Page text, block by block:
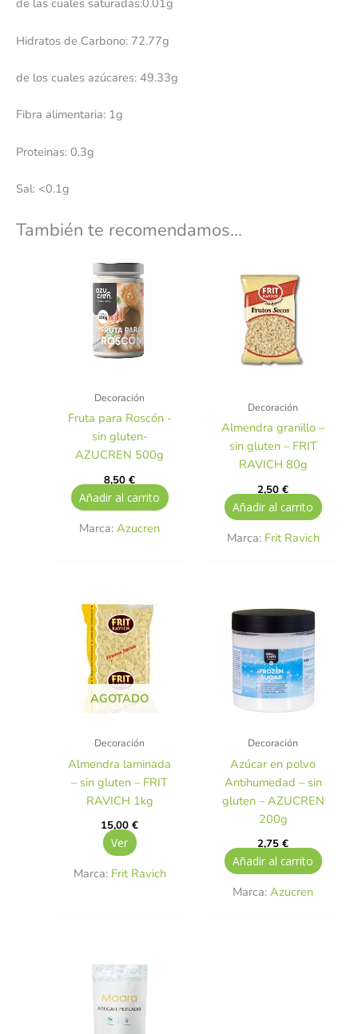
de las cuales saturadas:0.01g
Hidratos de Carbono: 72.77g
de los cuales azúcares: 49.33g
Fibra alimentaria: 1g
Proteinas: 0.3g
Sal: <0.1g
También te recomendamos…
Decoración
Fruta para Roscón -
sin gluten-
AZUCREN 500g
8,50€
Añadir al carrito
Marca:Azucren
Decoración
Almendra granillo –
sin gluten – FRIT
RAVICH 80g
2,50€
Añadir al carrito
Marca: Frit Ravich
AGOTADO
Decoración
Almendra laminada
– sin gluten – FRIT
RAVICH 1kg
15,00€
Ver
Marca: Frit Ravich
Decoración
Azúcar en polvo
Antihumedad – sin
gluten – AZUCREN
200g
2,75€
Añadir al carrito
Marca:Azucren